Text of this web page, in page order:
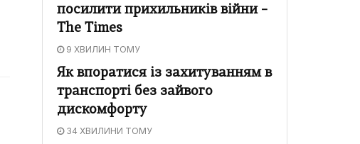
посилити прихильників війни –
The Times
9 ХВИЛИН ТОМУ
Як впоратися із захитуванням в
транспорті без зайвого
дискомфорту
34 ХВИЛИНИ ТОМУ